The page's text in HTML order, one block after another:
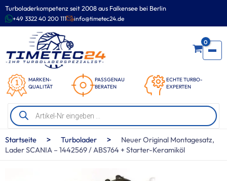
Turboladerkompetenz seit 2008 aus Falkensee bei Berlin
+49 3322 40 200 111 info@timetec24.de
MARKEN-
QUALITÄT
PASSGENAU
BERATEN
ECHTE TURBO-
EXPERTEN
0
Products
search
Zum
Inhalt
springen
Startseite > Turbolader >
Neuer Original Montagesatz,
Lader SCANIA – 1442569 / ABS764 + Starter-Keramiköl